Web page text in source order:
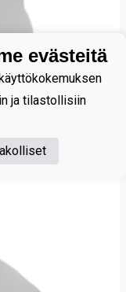
evästeitä
ja tilastollisiin